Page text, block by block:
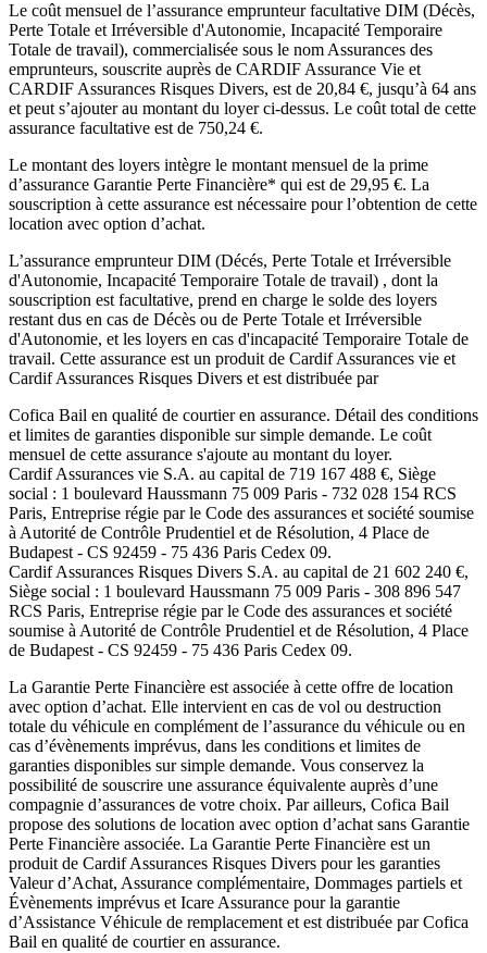
Le coût mensuel de l’assurance emprunteur facultative DIM (Décès,
Perte Totale et Irréversible d'Autonomie, Incapacité Temporaire
Totale de travail), commercialisée sous le nom Assurances des
emprunteurs, souscrite auprès de CARDIF Assurance Vie et
CARDIF Assurances Risques Divers, est de 20,84 €, jusqu’à 64 ans
et peut s’ajouter au montant du loyer ci-dessus. Le coût total de cette
assurance facultative est de 750,24 €.
Le montant des loyers intègre le montant mensuel de la prime
d’assurance Garantie Perte Financière* qui est de 29,95 €. La
souscription à cette assurance est nécessaire pour l’obtention de cette
location avec option d’achat.
L’assurance emprunteurDIM (Décés, Perte Totale et Irréversible
d'Autonomie, Incapacité Temporaire Totale de travail) , dont la
souscription est facultative, prend en charge le solde des loyers
restant dus en cas de Décès ou de Perte Totale et Irréversible
d'Autonomie, et les loyers en cas d'incapacité Temporaire Totale de
travail. Cette assurance est un produit de Cardif Assurances vie et
Cardif Assurances Risques Divers et est distribuée par
Cofica Bail en qualité de courtier en assurance. Détail des conditions
et limites de garanties disponible sur simple demande. Le coût
mensuel de cette assurance s'ajoute au montant du loyer.
Cardif Assurances vie S.A. au capital de 719 167 488 €, Siège
social : 1 boulevard Haussmann 75 009 Paris - 732 028 154 RCS
Paris, Entreprise régie par le Code des assurances et société soumise
à Autorité de Contrôle Prudentiel et de Résolution, 4 Place de
Budapest - CS 92459 - 75 436 Paris Cedex 09.
Cardif Assurances Risques Divers S.A. au capital de 21 602 240 €,
Siège social : 1 boulevard Haussmann 75 009 Paris - 308 896 547
RCS Paris, Entreprise régie par le Code des assurances et société
soumise à Autorité de Contrôle Prudentiel et de Résolution, 4 Place
de Budapest - CS 92459 - 75 436 Paris Cedex 09.
La Garantie Perte Financière est associée à cette offre de location
avec option d’achat. Elle intervient en cas de vol ou destruction
totale du véhicule en complément de l’assurance du véhicule ou en
cas d’évènements imprévus, dans les conditions et limites de
garanties disponibles sur simple demande. Vous conservez la
possibilité de souscrire une assurance équivalente auprès d’une
compagnie d’assurances de votre choix. Par ailleurs, Cofica Bail
propose des solutions de location avec option d’achat sans Garantie
Perte Financière associée. La Garantie Perte Financière est un
produit de Cardif Assurances Risques Divers pour les garanties
Valeur d’Achat, Assurance complémentaire, Dommages partiels et
Évènements imprévus et Icare Assurance pour la garantie
d’Assistance Véhicule de remplacement et est distribuée parCofica
Bail en qualité de courtier en assurance.